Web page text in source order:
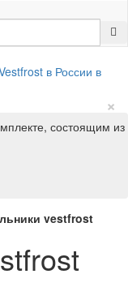
×
состоящим
vestfrost